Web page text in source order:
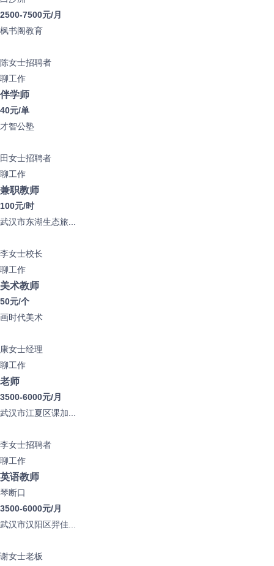
2500-7500元/月
枫书阁教育
陈女士招聘者
聊工作
伴学师
40元/单
才智公塾
田女士招聘者
聊工作
兼职教师
100元/时
武汉市东湖生态旅...
李女士校长
聊工作
美术教师
50元/个
画时代美术
康女士经理
聊工作
老师
3500-6000元/月
武汉市江夏区课加...
李女士招聘者
聊工作
英语教师
琴断口
3500-6000元/月
武汉市汉阳区羿佳...
谢女士老板